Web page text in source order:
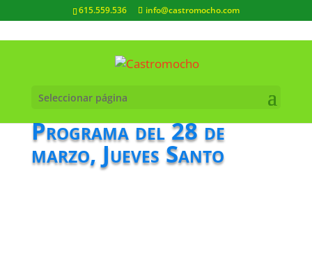
615.559.536 info@castromocho.com
Seleccionar página
Programa del 28 de
marzo, Jueves Santo